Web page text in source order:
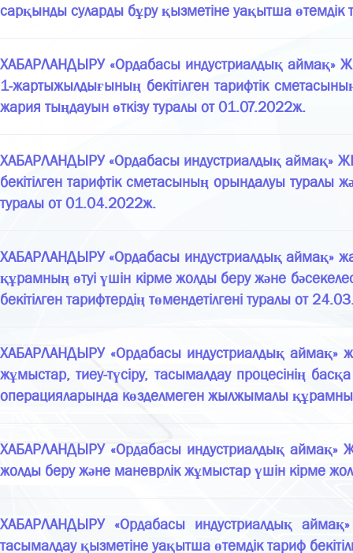
сарқынды суларды бұру қызметіне уақытша өтемдік
ХАБАРЛАНДЫРУ «Ордабасы индустриалдық аймақ»
1-жартыжылдығының бекітілген тарифтік
жария тыңдауын өткізу туралы от 01.07.2022ж.
ХАБАРЛАНДЫРУ «Ордабасы индустриалдық аймақ»
бекітілген тарифтік сметасының орындалуы
туралы от 01.04.2022ж.
ХАБАРЛАНДЫРУ «Ордабасы индустриалдық аймақ»
құрамның өтуі үшін кірме жолды беру және
бекітілген тарифтердің төмендетілгені туралы от
ХАБАРЛАНДЫРУ «Ордабасы индустриалдық аймақ»
жұмыстар, тиеу-түсіру, тасымалдау процесінің
операцияларында көзделмеген жылжымалы
ХАБАРЛАНДЫРУ «Ордабасы индустриалдық аймақ»
жолды беру және маневрлік жұмыстар үшін кірме
ХАБАРЛАНДЫРУ «Ордабасы индустриалдық аймақ»
тасымалдау қызметіне уақытша өтемдік тариф